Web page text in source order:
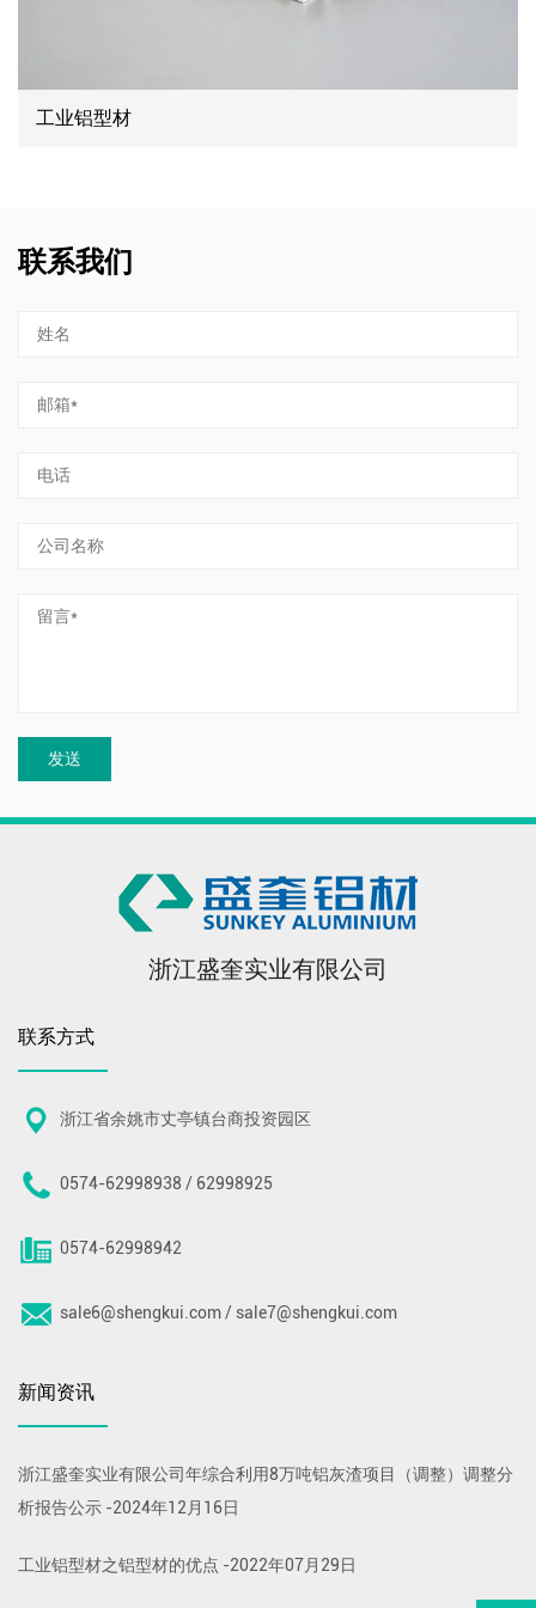
工业铝型材
联系我们
浙江盛奎实业有限公司
联系方式
浙江省余姚市丈亭镇台商投资园区
0574-62998938 / 62998925
0574-62998942
sale6@shengkui.com / sale7@shengkui.com
新闻资讯
浙江盛奎实业有限公司年综合利用8万吨铝灰渣项目（调整）调整分
析报告公示 -2024年12月16日
工业铝型材之铝型材的优点 -2022年07月29日